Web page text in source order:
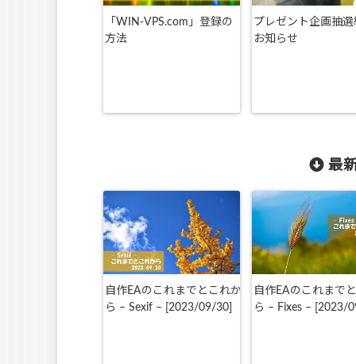
「WIN-VPS.com」登録の
方法
プレゼント企画抽
お知らせ
最
自作EAのこれまでとこれか
ら – Sexif – [2023/09/30]
自作EAのこれまで
ら – Fixes – [2023/